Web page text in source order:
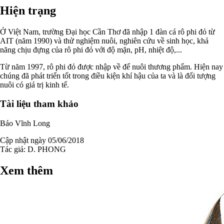
Hiện trạng
Ở Việt Nam, trường Đại học Cần Thơ đã nhập 1 đàn cá rô phi đỏ từ
AIT (năm 1990) và thử nghiệm nuôi, nghiên cứu về sinh học, khả
năng chịu đựng của rô phi đỏ với độ mặn, pH, nhiệt độ,...
Từ năm 1997, rô phi đỏ được nhập về để nuôi thương phẩm. Hiện nay
chúng đã phát triển tốt trong điều kiện khí hậu của ta và là đối tượng
nuôi có giá trị kinh tế.
Tài liệu tham khảo
Báo Vĩnh Long
Cập nhật ngày 05/06/2018
Tác giả: D. PHONG
Xem thêm